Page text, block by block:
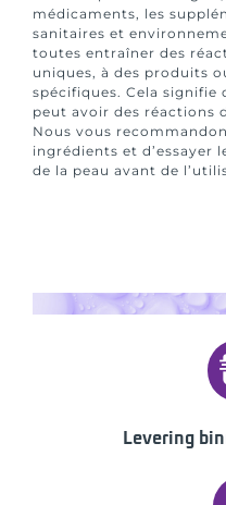
médicaments, les
sanitaires et
toutes entraîner des
uniques, à des produits
spécifiques. Cela signifie
peut avoir des réactions
Nous vous
ingrédients et d’essayer
de la peau avant de
Levering